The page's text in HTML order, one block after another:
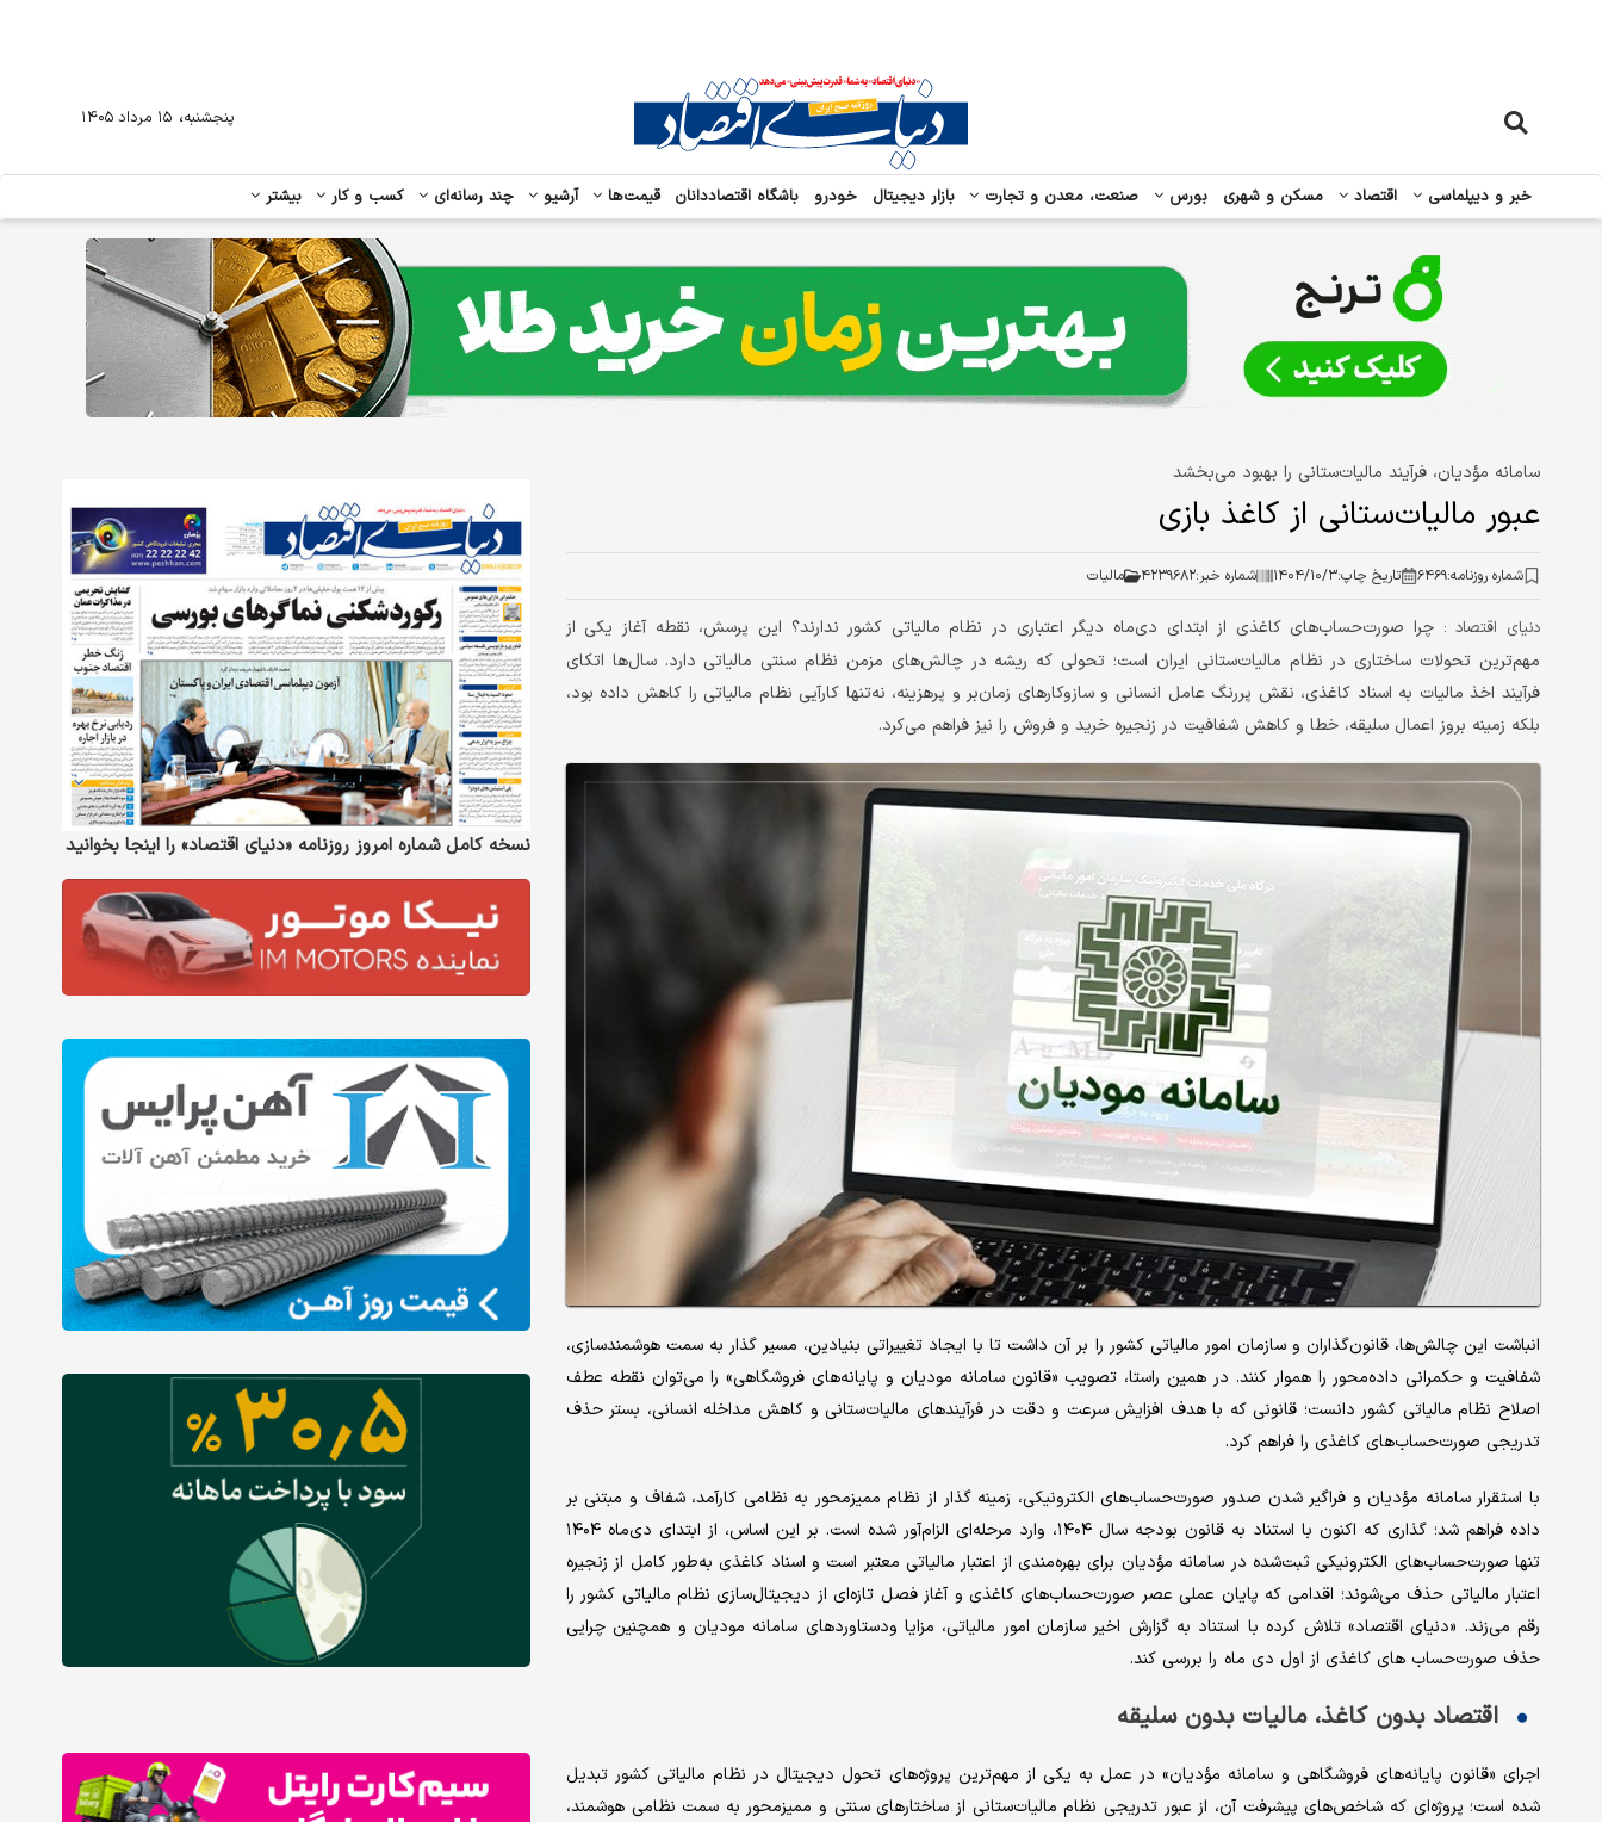
خبر و دیپلماسی اقتصاد مسکن و شهری بورس صنعت، معدن و تجارت بازار دیجیتال خودرو باشگاه اقتصاددانان قیمت‌ها آرشیو چند رسانه‌ای کسب و کار بیشتر
پنجشنبه، ۱۵ مرداد ۱۴۰۵
سامانه مؤدیان، فرآیند مالیات‌ستانی را بهبود می‌بخشد
عبور مالیات‌ستانی از کاغذ بازی
شماره روزنامه:۶۴۶۹ تاریخ چاپ:۱۴۰۴/۱۰/۳ شماره خبر:۴۲۳۹۶۸۲ مالیات
دنیای اقتصاد : چرا صورت‌حساب‌های کاغذی از ابتدای دی‌ماه دیگر اعتباری در نظام مالیاتی کشور ندارند؟ این پرسش، نقطه آغاز یکی از
مهم‌ترین تحولات ساختاری در نظام مالیات‌ستانی ایران است؛ تحولی که ریشه در چالش‌های مزمن نظام سنتی مالیاتی دارد. سال‌ها اتکای
فرآیند اخذ مالیات به اسناد کاغذی، نقش پررنگ عامل انسانی و سازوکارهای زمان‌بر و پرهزینه، نه‌تنها کارآیی نظام مالیاتی را کاهش داده بود،
بلکه زمینه بروز اعمال سلیقه، خطا و کاهش شفافیت در زنجیره خرید و فروش را نیز فراهم می‌کرد.
انباشت این چالش‌ها، قانون‌گذاران و سازمان امور مالیاتی کشور را بر آن داشت تا با ایجاد تغییراتی بنیادین، مسیر گذار به سمت هوشمندسازی،
شفافیت و حکمرانی داده‌محور را هموار کنند. در همین راستا، تصویب «قانون سامانه مودیان و پایانه‌های فروشگاهی» را می‌توان نقطه عطف
اصلاح نظام مالیاتی کشور دانست؛ قانونی که با هدف افزایش سرعت و دقت در فرآیندهای مالیات‌ستانی و کاهش مداخله انسانی، بستر حذف
تدریجی صورت‌حساب‌های کاغذی را فراهم کرد.
با استقرار سامانه مؤدیان و فراگیر شدن صدور صورت‌حساب‌های الکترونیکی، زمینه گذار از نظام ممیزمحور به نظامی کارآمد، شفاف و مبتنی بر
داده فراهم شد؛ گذاری که اکنون با استناد به قانون بودجه سال ۱۴۰۴، وارد مرحله‌ای الزام‌آور شده است. بر این اساس، از ابتدای دی‌ماه ۱۴۰۴
تنها صورت‌حساب‌های الکترونیکی ثبت‌شده در سامانه مؤدیان برای بهره‌مندی از اعتبار مالیاتی معتبر است و اسناد کاغذی به‌طور کامل از زنجیره
اعتبار مالیاتی حذف می‌شوند؛ اقدامی که پایان عملی عصر صورت‌حساب‌های کاغذی و آغاز فصل تازه‌ای از دیجیتال‌سازی نظام مالیاتی کشور را
رقم می‌زند. «دنیای اقتصاد» تلاش کرده با استناد به گزارش اخیر سازمان امور مالیاتی، مزایا ودستاوردهای سامانه مودیان و همچنین چرایی
حذف صورت‌حساب های کاغذی از اول دی ماه را بررسی کند.
اقتصاد بدون کاغذ، مالیات بدون سلیقه
اجرای «قانون پایانه‌های فروشگاهی و سامانه مؤدیان» در عمل به یکی از مهم‌ترین پروژه‌های تحول دیجیتال در نظام مالیاتی کشور تبدیل
شده است؛ پروژه‌ای که شاخص‌های پیشرفت آن، از عبور تدریجی نظام مالیات‌ستانی از ساختارهای سنتی و ممیزمحور به سمت نظامی هوشمند،
نسخه کامل شماره امروز روزنامه «دنیای‌ اقتصاد» را اینجا بخوانید